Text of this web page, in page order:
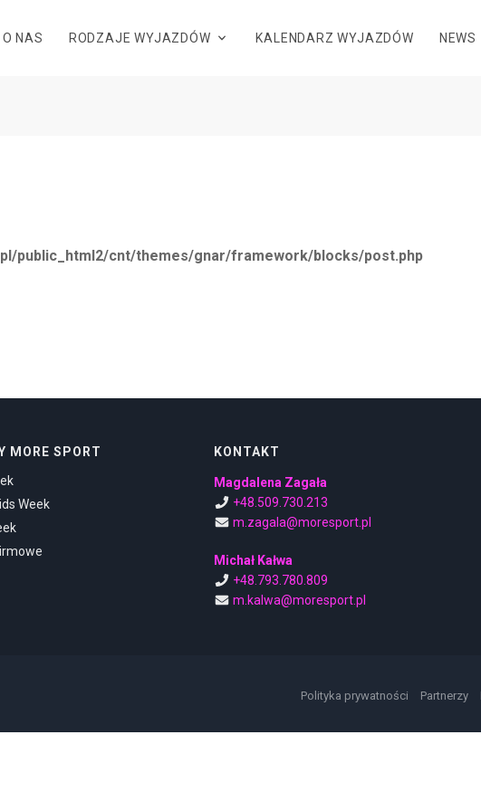
O NAS RODZAJE WYJAZDÓW KALENDARZ WYJAZDÓW NEWS
public_html2/cnt/themes/gnar/framework/blocks/post.php
MORE SPORT
Week
KONTAKT
Magdalena Zagała
+48.509.730.213
m.zagala@moresport.pl
Michał Kałwa
+48.793.780.809
m.kalwa@moresport.pl
Polityka prywatności Partnerzy